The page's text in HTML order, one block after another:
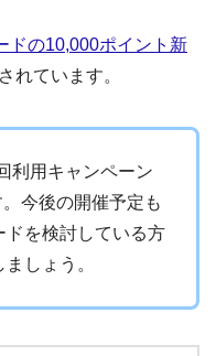
ドの10,000ポイント新
れています。
利用キャンペーン
今後の開催予定も
ドを検討している方
しょう。